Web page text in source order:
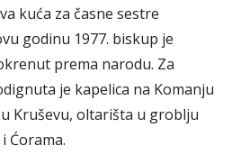
kuća za časne sestre
godinu 1977. biskup je
prema narodu. Za
je kapelica na Komanju
Kruševu, oltarišta u groblju
Ćorama.